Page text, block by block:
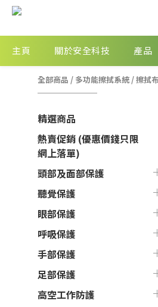
主頁 關於安全科技 產品
全部商品 / 多功能擦拭系統 /擦拭
精選商品
熱賣促銷 (優惠價錢只限
網上落單)
頭部及面部保護
聽覺保護
眼部保護
呼吸保護
手部保護
足部保護
高空工作防護